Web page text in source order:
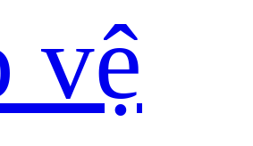
vệ